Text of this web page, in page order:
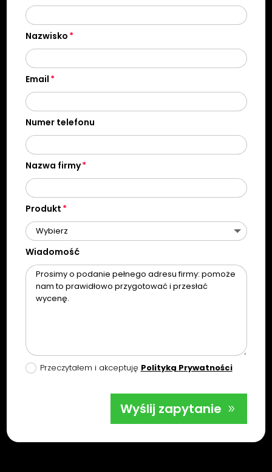
Nazwisko
Email
Numer telefonu
Nazwa firmy
Produkt
Wiadomość
Przeczytałem i akceptuję Polityką Prywatności
Wyślij zapytanie